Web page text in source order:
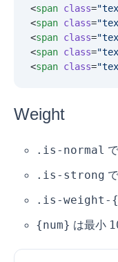
<span class="
<span class="
<span class="
<span class="
<span class="
Weight
.is-normal
.is-strong
.is-weight-
{num} は最小